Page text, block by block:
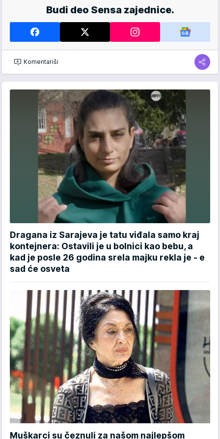
Budi deo Sensa zajednice.
Komentariši
Dragana iz Sarajeva je tatu viđala samo kraj
kontejnera: Ostavili je u bolnici kao bebu, a
kad je posle 26 godina srela majku rekla je - e
sad će osveta
Muškarci su čeznuli za našom najlepšom